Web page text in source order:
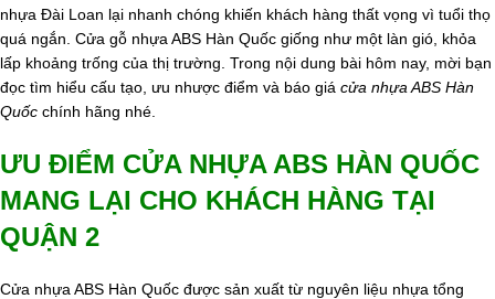
nhựa Đài Loan lại nhanh chóng khiến khách hàng thất vọng vì tuổi thọ
quá ngắn. Cửa gỗ nhựa ABS Hàn Quốc giống như một làn gió, khỏa
lấp khoảng trống của thị trường. Trong nội dung bài hôm nay, mời bạn
đọc tìm hiểu cấu tạo, ưu nhược điểm và báo giá cửa nhựa ABS Hàn
Quốc chính hãng nhé.
ƯU ĐIỂM CỬA NHỰA ABS HÀN QUỐC
MANG LẠI CHO KHÁCH HÀNG TẠI
QUẬN 2
Cửa nhựa ABS Hàn Quốc được sản xuất từ nguyên liệu nhựa tổng